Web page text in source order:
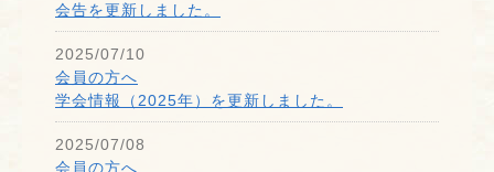
会告を更新しました。
2025/07/10
会員の方へ
学会情報（2025年）を更新しました。
2025/07/08
会員の方へ